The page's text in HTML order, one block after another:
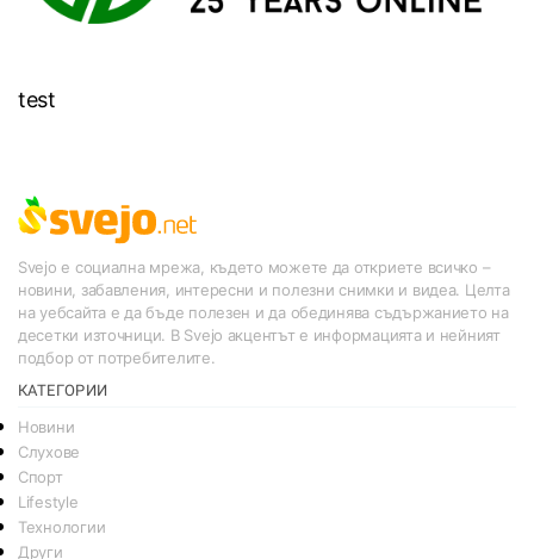
test
Svejo е социална мрежа, където можете да откриете всичко –
новини, забавления, интересни и полезни снимки и видеа. Целта
на уебсайта е да бъде полезен и да обединява съдържанието на
десетки източници. В Svejo акцентът е информацията и нейният
подбор от потребителите.
КАТЕГОРИИ
Новини
Слухове
Спорт
Lifestyle
Технологии
Други